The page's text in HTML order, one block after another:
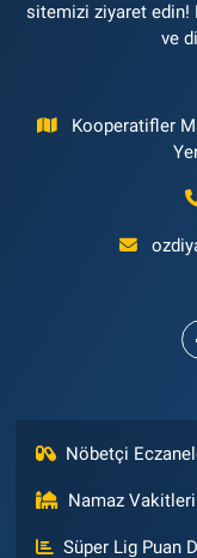
sitemizi ziyaret edin!
ve
Kooperatifler
Nöbetçi
Namaz Vakitleri
Süper Lig Puan